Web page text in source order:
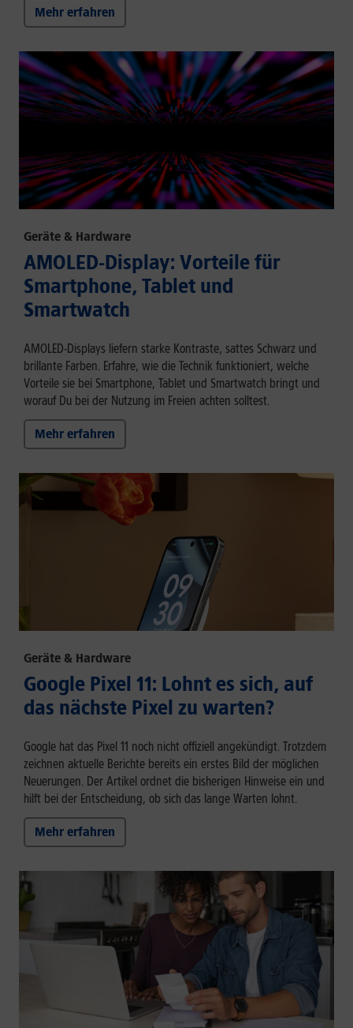
Mehr erfahren
Geräte & Hardware
AMOLED-Display: Vorteile für
Smartphone, Tablet und
Smartwatch
AMOLED-Displays liefern starke Kontraste, sattes Schwarz und
brillante Farben. Erfahre, wie die Technik funktioniert, welche
Vorteile sie bei Smartphone, Tablet und Smartwatch bringt und
worauf Du bei der Nutzung im Freien achten solltest.
Mehr erfahren
Geräte & Hardware
Google Pixel 11: Lohnt es sich, auf
das nächste Pixel zu warten?
Google hat das Pixel 11 noch nicht offiziell angekündigt. Trotzdem
zeichnen aktuelle Berichte bereits ein erstes Bild der möglichen
Neuerungen. Der Artikel ordnet die bisherigen Hinweise ein und
hilft bei der Entscheidung, ob sich das lange Warten lohnt.
Mehr erfahren